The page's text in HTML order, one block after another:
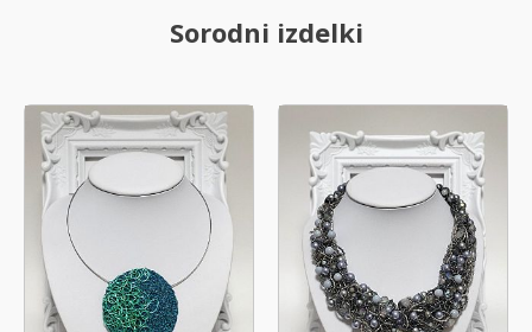
Sorodni izdelki